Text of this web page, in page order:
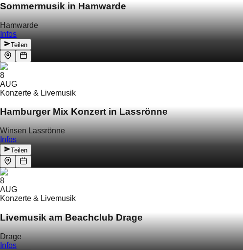
Sommermusik in Hamwarde
Hamwarde
Infos
Teilen
8
AUG
Konzerte & Livemusik
Hamburger Mix Konzert in Lassrönne
Winsen Lassrönne
Infos
Teilen
8
AUG
Konzerte & Livemusik
Livemusik am Beachclub Drage
Drage
Infos